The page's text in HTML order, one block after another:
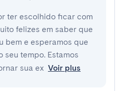
ter escolhido ficar com
felizes em saber que
bem e esperamos que
tempo. Estamos
sua ex Voir plus